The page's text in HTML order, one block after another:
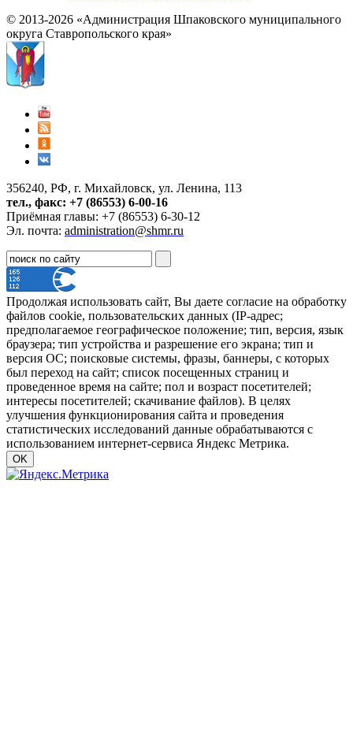
© 2013-2026 «Администрация Шпаковского муниципального
округа Ставропольского края»
356240, РФ, г. Михайловск, ул. Ленина, 113
тел., факс: +7 (86553) 6-00-16
Приёмная главы: +7 (86553) 6-30-12
Эл. почта: administration@shmr.ru
Продолжая использовать сайт, Вы даете согласие на обработку
файлов cookie, пользовательских данных (IP-адрес;
предполагаемое географическое положение; тип, версия, язык
браузера; тип устройства и разрешение его экрана; тип и
версия ОС; поисковые системы, фразы, баннеры, с которых
был переход на сайт; список посещенных страниц и
проведенное время на сайте; пол и возраст посетителей;
интересы посетителей; скачивание файлов). В целях
улучшения функционирования сайта и проведения
статистических исследований данные обрабатываются с
использованием интернет-сервиса Яндекс Метрика.
OK